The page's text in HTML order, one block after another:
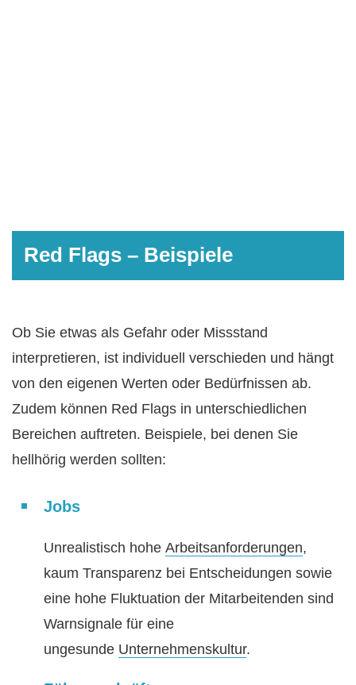
Red Flags – Beispiele
Ob Sie etwas als Gefahr oder Missstand
interpretieren, ist individuell verschieden und hängt
von den eigenen Werten oder Bedürfnissen ab.
Zudem können Red Flags in unterschiedlichen
Bereichen auftreten. Beispiele, bei denen Sie
hellhörig werden sollten:
Jobs
Unrealistisch hohe Arbeitsanforderungen,
kaum Transparenz bei Entscheidungen sowie
eine hohe Fluktuation der Mitarbeitenden sind
Warnsignale für eine
ungesunde Unternehmenskultur.